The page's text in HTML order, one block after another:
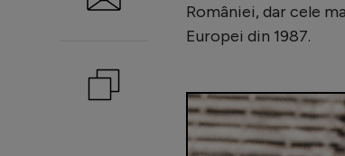
României, dar cele
Europei din 1987.